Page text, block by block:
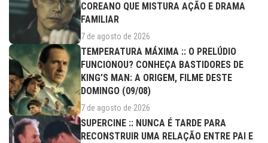
COREANO QUE MISTURA AÇÃO E DRAMA
FAMILIAR
7 de agosto de 2026
TEMPERATURA MÁXIMA :: O PRELÚDIO
FUNCIONOU? CONHEÇA BASTIDORES DE
KING’S MAN: A ORIGEM, FILME DESTE
DOMINGO (09/08)
7 de agosto de 2026
SUPERCINE :: NUNCA É TARDE PARA
RECONSTRUIR UMA RELAÇÃO ENTRE PAI E